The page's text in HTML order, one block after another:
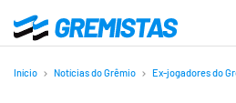
paraGremistas
Início Notícias do Grêmio Ex-jogadores do